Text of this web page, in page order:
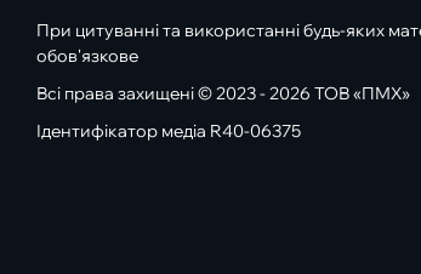
При цитуванні та використанні будь-яких
обов'язкове
Всі права захищені © 2023 - 2026 ТОВ «ПМХ»
Ідентифікатор медіа R40-06375